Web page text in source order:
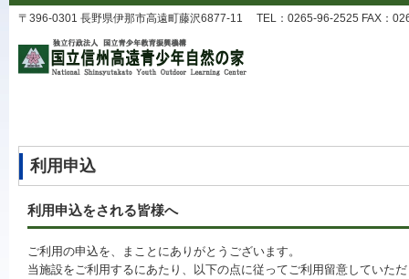
〒396-0301 長野県伊那市高遠町藤沢6877-11 TEL：0265-96-2525 FAX：
利用申込
利用申込をされる皆様へ
ご利用の申込を、まことにありがとうございます。
当施設をご利用するにあたり、以下の点に従ってご利用留意していた